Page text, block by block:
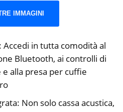
IMMAGINI
in tutta comodità al
Bluetooth, ai controlli di
alla presa per cuffie
Non solo cassa acustica,